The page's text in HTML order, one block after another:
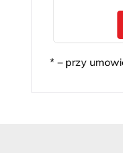
* – przy